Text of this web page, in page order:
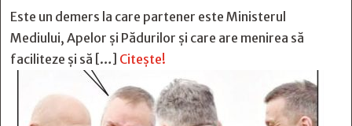
Este un demers la care partener este Ministerul
Mediului, Apelor și Pădurilor și care are menirea să
faciliteze și să […] Citește!